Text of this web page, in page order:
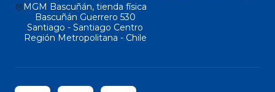
MGM Bascuñán, tienda física
Bascuñán Guerrero 530
Santiago - Santiago Centro
Región Metropolitana - Chile